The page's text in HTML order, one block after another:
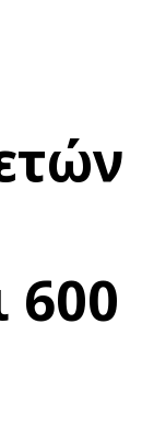
600